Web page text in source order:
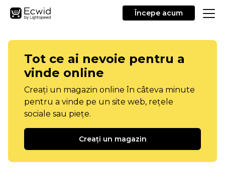
Începe acum
Tot ce ai nevoie pentru a
vinde online
Creați un magazin online în câteva minute
pentru a vinde pe un site web, rețele
sociale sau piețe.
Creați un magazin